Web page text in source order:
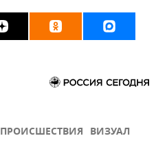
ПРОИСШЕСТВИЯ ВИЗУАЛ